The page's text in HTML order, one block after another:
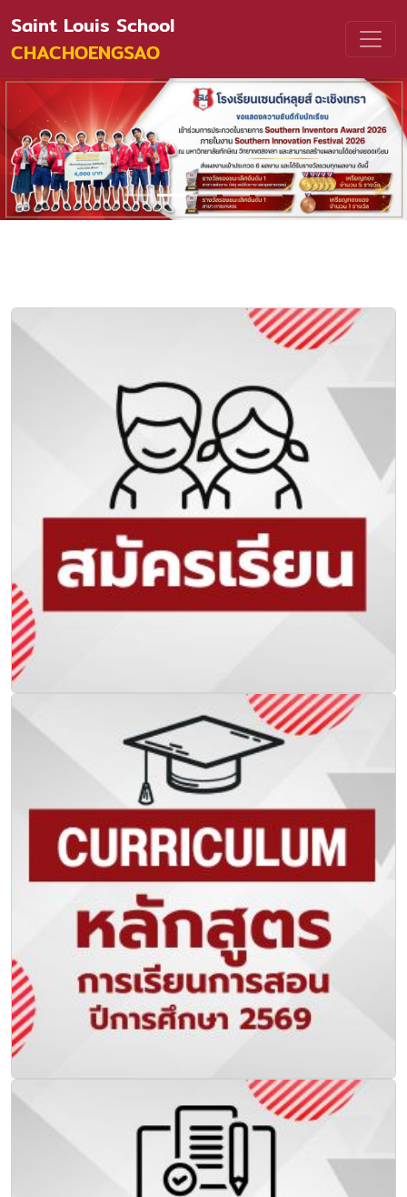
Saint Louis School
CHACHOENGSAO